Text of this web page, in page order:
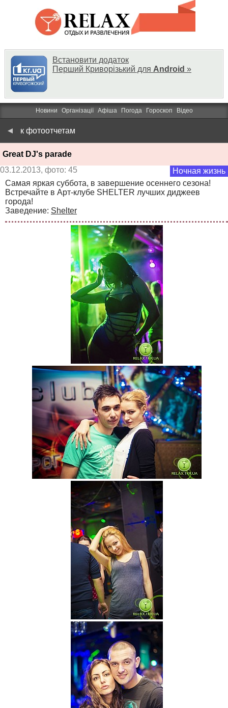
Встановити додаток
Перший Криворізький для Android »
Новини Організації Афіша Погода Гороскоп Відео
к фотоотчетам
Great DJ's parade
Ночная жизнь
03.12.2013, фото: 45
Самая яркая суббота, в завершение осеннего сезона!
Встречайте в Арт-клубе SHELTER лучших диджеев
города!
Заведение: Shelter